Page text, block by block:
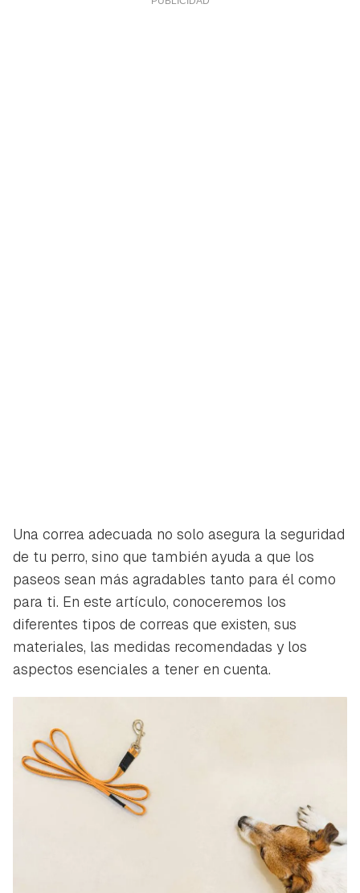
Una correa adecuada no solo asegura la seguridad
de tu perro, sino que también ayuda a que los
paseos sean más agradables tanto para él como
para ti. En este artículo, conoceremos los
diferentes tipos de correas que existen, sus
materiales, las medidas recomendadas y los
aspectos esenciales a tener en cuenta.